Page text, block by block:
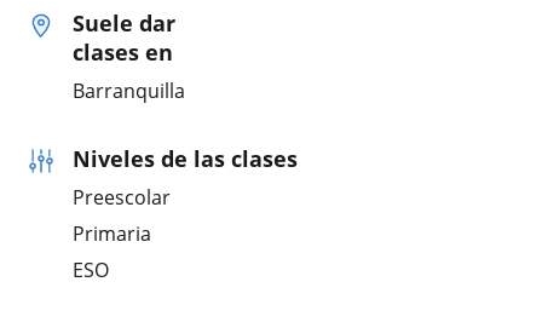
Suele dar
clases en
Barranquilla
Niveles de las clases
Preescolar
Primaria
ESO